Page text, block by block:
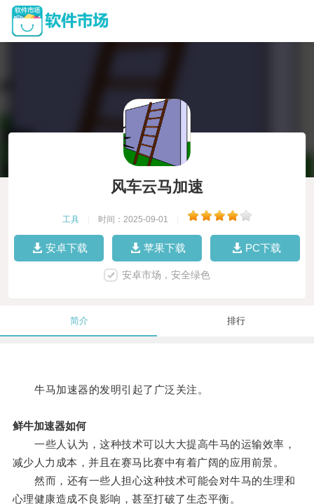
风车云马加速
工具 时间：2025-09-01
安卓下载 苹果下载 PC下载
安卓市场，安全绿色
简介 排行
牛马加速器的发明引起了广泛关注。
鲜牛加速器如何
一些人认为，这种技术可以大大提高牛马的运输效率，
减少人力成本，并且在赛马比赛中有着广阔的应用前景。
然而，还有一些人担心这种技术可能会对牛马的生理和
心理健康造成不良影响，甚至打破了生态平衡。